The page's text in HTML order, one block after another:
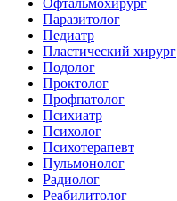
Паразитолог
Педиатр
Пластический хирург
Подолог
Проктолог
Профпатолог
Психиатр
Психолог
Психотерапевт
Пульмонолог
Радиолог
Реабилитолог